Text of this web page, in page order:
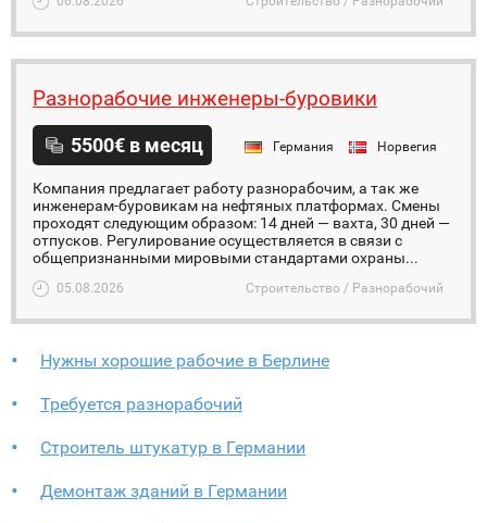
Разнорабочие инженеры-буровики
5500€ в месяц Германия Норвегия
Компания предлагает работу разнорабочим, а так же
инженерам-буровикам на нефтяных платформах. Смены
проходят следующим образом: 14 дней — вахта, 30 дней —
отпусков. Регулирование осуществляется в связи с
общепризнанными мировыми стандартами охраны...
05.08.2026 Строительство / Разнорабочий
Нужны хорошие рабочие в Берлине
Требуется разнорабочий
Строитель штукатур в Германии
Демонтаж зданий в Германии